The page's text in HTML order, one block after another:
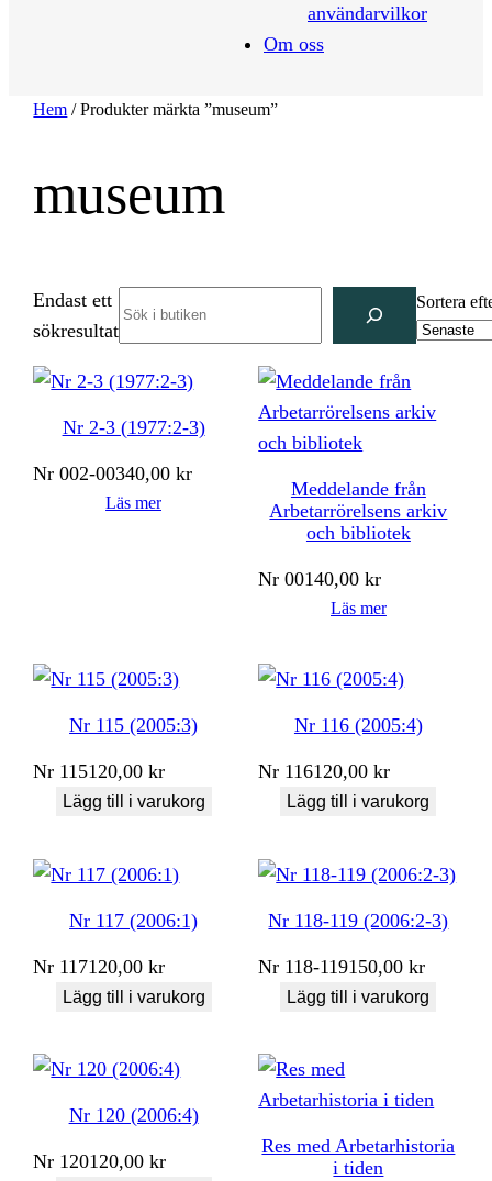
användarvilkor
Om oss
Hem / Produkter märkta ”museum”
museum
Endast ett
sökresultat
Sortera
Nr 2-3 (1977:2-3)
Nr 002-00340,00kr
Läs mer
Meddelande från
Arbetarrörelsens arkiv
och bibliotek
Nr 00140,00kr
Läs mer
Nr 115 (2005:3)
Nr 115120,00kr
Lägg till i varukorg
Nr 116 (2005:4)
Nr 116120,00kr
Lägg till i varukorg
Nr 117 (2006:1)
Nr 117120,00kr
Lägg till i varukorg
Nr 118-119 (2006:2-3)
Nr 118-119150,00kr
Lägg till i varukorg
Nr 120 (2006:4)
Nr 120120,00kr
Res med Arbetarhistoria
i tiden